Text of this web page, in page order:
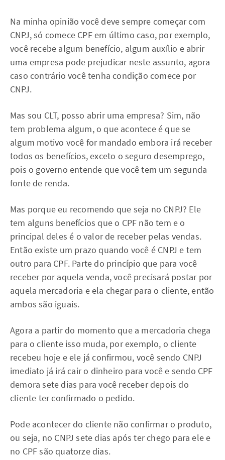
Na minha opinião você deve sempre começar com
CNPJ, só comece CPF em último caso, por exemplo,
você recebe algum benefício, algum auxílio e abrir
uma empresa pode prejudicar neste assunto, agora
caso contrário você tenha condição comece por
CNPJ.
Mas sou CLT, posso abrir uma empresa? Sim, não
tem problema algum, o que acontece é que se
algum motivo você for mandado embora irá receber
todos os benefícios, exceto o seguro desemprego,
pois o governo entende que você tem um segunda
fonte de renda.
Mas porque eu recomendo que seja no CNPJ? Ele
tem alguns benefícios que o CPF não tem e o
principal deles é o valor de receber pelas vendas.
Então existe um prazo quando você é CNPJ e tem
outro para CPF. Parte do princípio que para você
receber por aquela venda, você precisará postar por
aquela mercadoria e ela chegar para o cliente, então
ambos são iguais.
Agora a partir do momento que a mercadoria chega
para o cliente isso muda, por exemplo, o cliente
recebeu hoje e ele já confirmou, você sendo CNPJ
imediato já irá cair o dinheiro para você e sendo CPF
demora sete dias para você receber depois do
cliente ter confirmado o pedido.
Pode acontecer do cliente não confirmar o produto,
ou seja, no CNPJ sete dias após ter chego para ele e
no CPF são quatorze dias.